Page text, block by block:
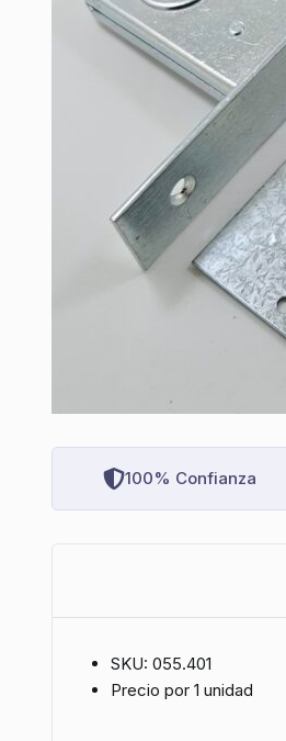
100% Confianza
SKU: 055.401
Precio por 1 unidad